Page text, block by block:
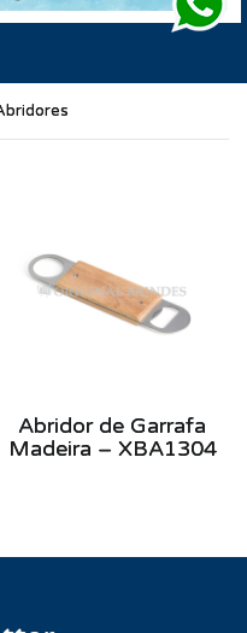
Abridor de Garrafa
Madeira – XBA1304